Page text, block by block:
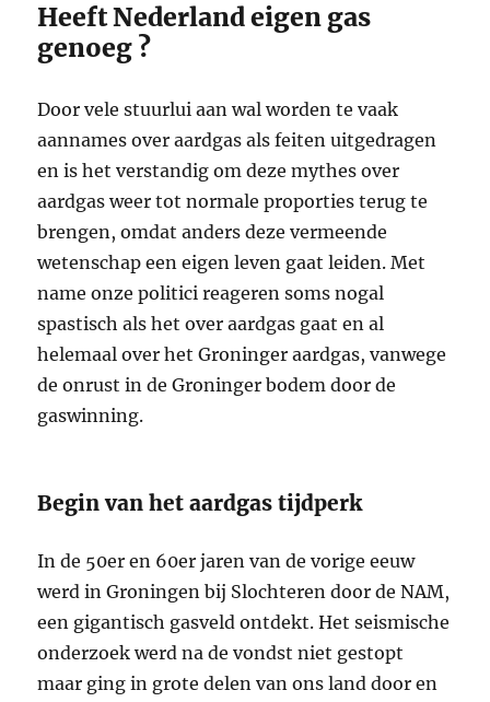
Heeft Nederland eigen gas
genoeg ?
Door vele stuurlui aan wal worden te vaak
aannames over aardgas als feiten uitgedragen
en is het verstandig om deze mythes over
aardgas weer tot normale proporties terug te
brengen, omdat anders deze vermeende
wetenschap een eigen leven gaat leiden. Met
name onze politici reageren soms nogal
spastisch als het over aardgas gaat en al
helemaal over het Groninger aardgas, vanwege
de onrust in de Groninger bodem door de
gaswinning.
Begin van het aardgas tijdperk
In de 50er en 60er jaren van de vorige eeuw
werd in Groningen bij Slochteren door de NAM,
een gigantisch gasveld ontdekt. Het seismische
onderzoek werd na de vondst niet gestopt
maar ging in grote delen van ons land door en